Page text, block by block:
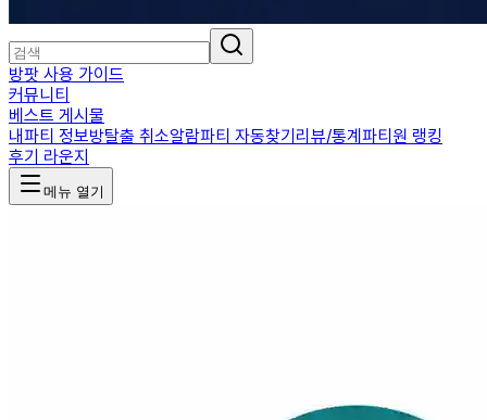
방팟 사용 가이드
커뮤니티
베스트 게시물
내파티 정보방탈출 취소알람파티 자동찾기리뷰/통계파티원 랭킹
후기 라운지
메뉴 열기